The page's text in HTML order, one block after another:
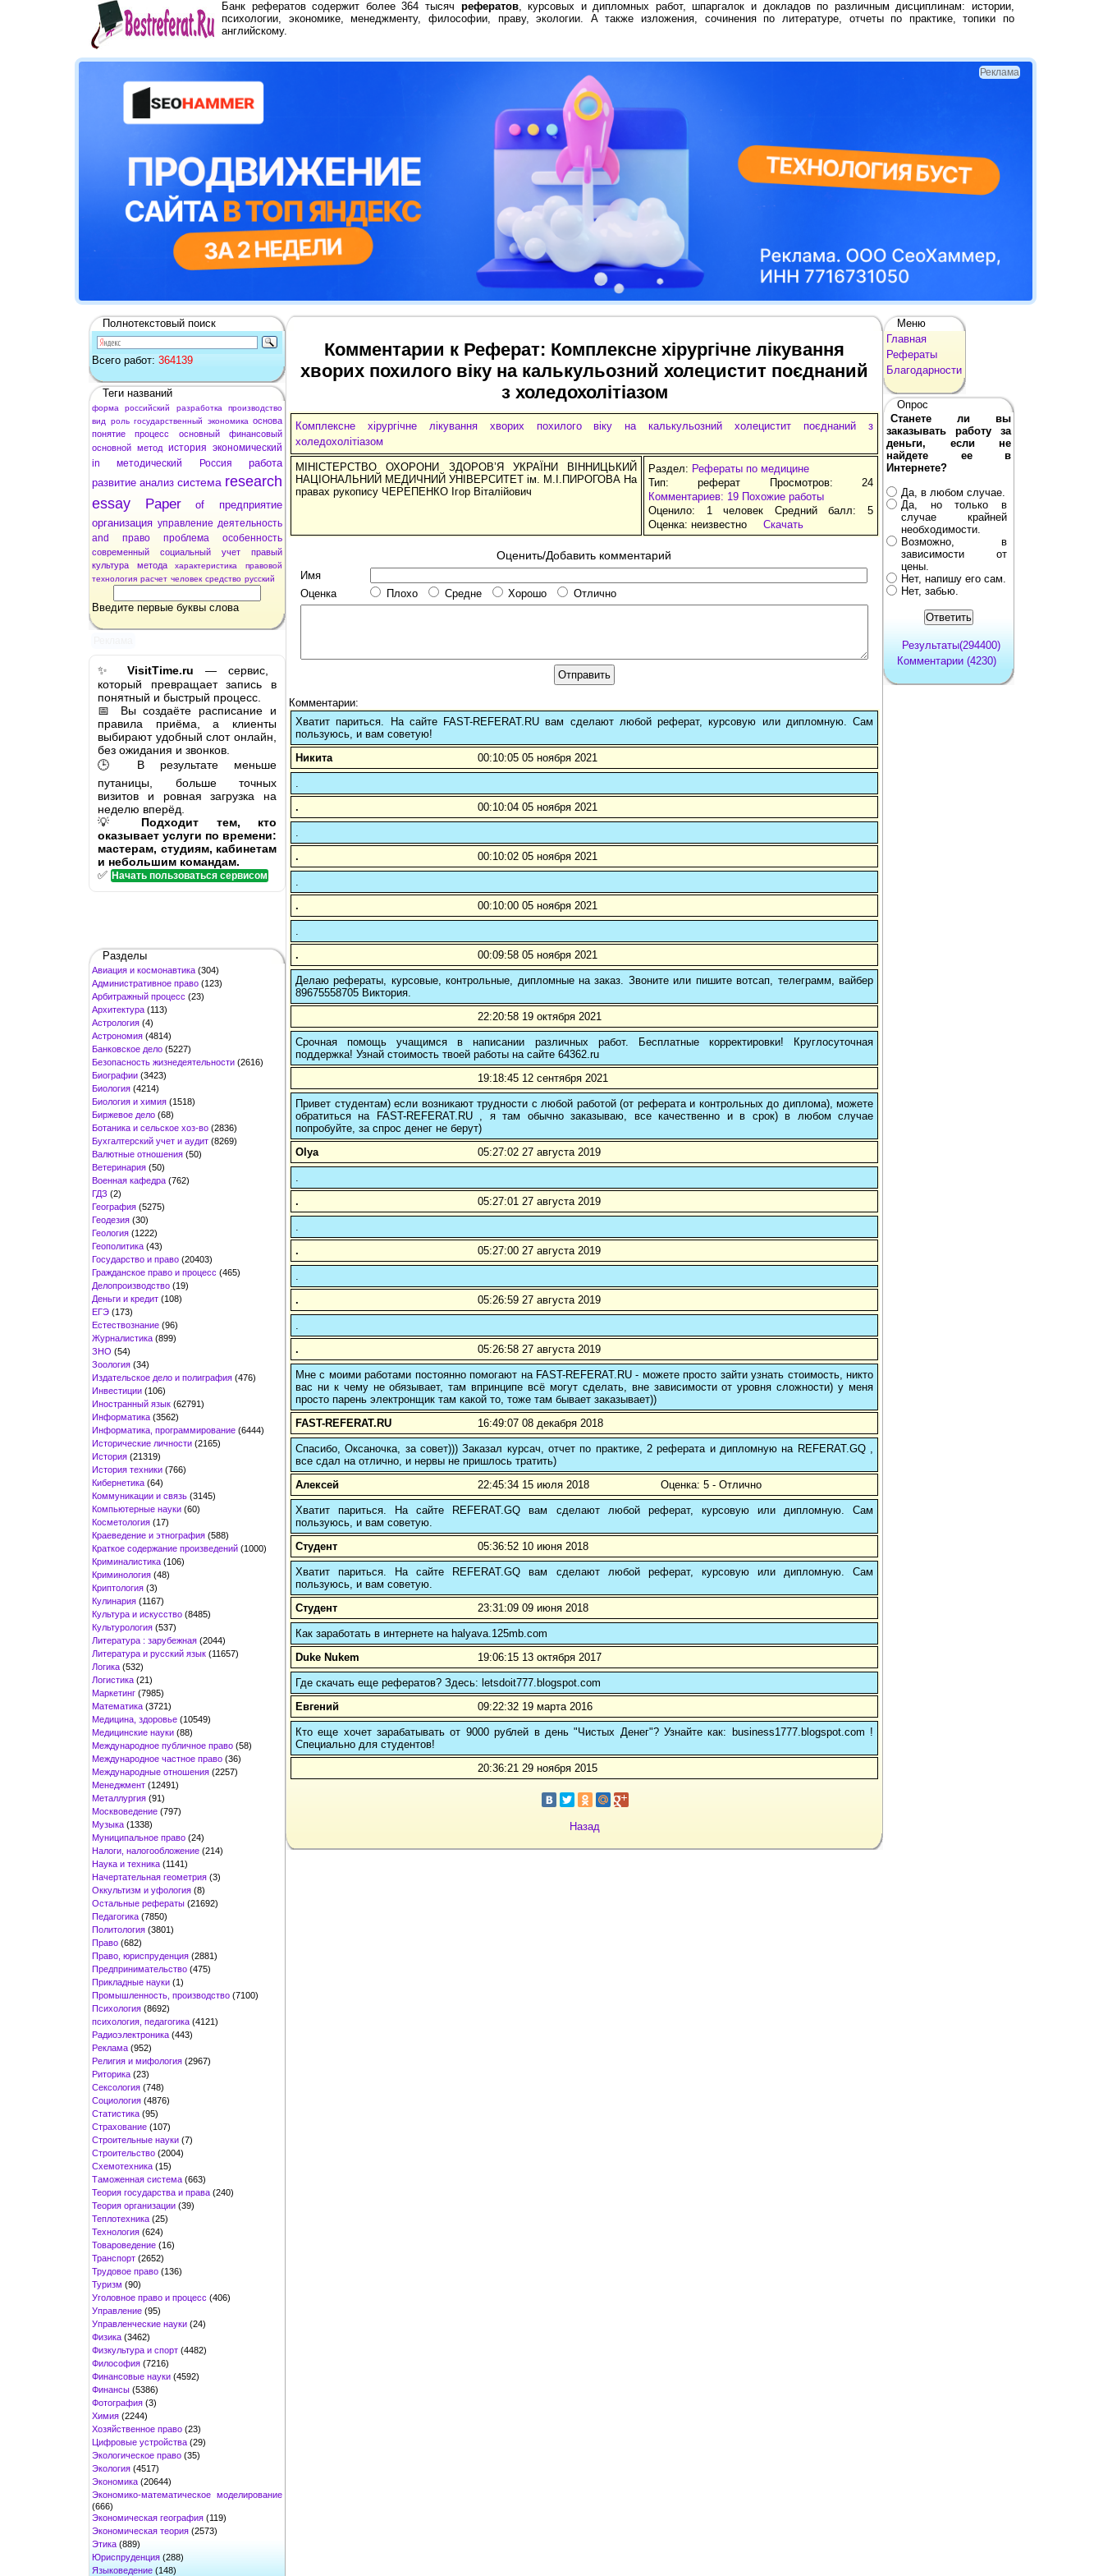
Банк рефератов содержит более 364 тысяч рефератов, курсовых и дипломных работ, шпаргалок и докладов по различным дисциплинам: истории,
психологии, экономике, менеджменту, философии, праву, экологии. А также изложения, сочинения по литературе, отчеты по практике, топики по
английскому.
Реклама
Полнотекстовый поиск
Всего работ: 364139
Теги названий
форма российский разработка
производство
вид
роль государственный экономика основа
понятие
процесс основный
финансовый
основной метод история экономический
in
методический Россия
работа
развитие анализ система research
essay
Paper of
предприятие
организация управление деятельность
and
право проблема особенность
современный социальный учет
правый
культура
метода характеристика
правовой
технология расчет человек средство русский
Введите первые буквы слова
✨ VisitTime.ru — сервис,
который превращает запись в
понятный и быстрый процесс.
📅 Вы создаёте расписание и
правила приёма, а клиенты
выбирают удобный слот онлайн,
без ожидания и звонков.
🕒 В результате меньше
путаницы, больше точных
визитов и ровная загрузка на
неделю вперёд.
💡 Подходит тем, кто
оказывает услуги по времени:
мастерам, студиям, кабинетам
и небольшим командам.
✅ Начать пользоваться сервисом
Разделы
Авиация и космонавтика (304)
Административное право (123)
Арбитражный процесс (23)
Архитектура (113)
Астрология (4)
Астрономия (4814)
Банковское дело (5227)
Безопасность жизнедеятельности (2616)
Биографии (3423)
Биология (4214)
Биология и химия (1518)
Биржевое дело (68)
Ботаника и сельское хоз-во (2836)
Бухгалтерский учет и аудит (8269)
Валютные отношения (50)
Ветеринария (50)
Военная кафедра (762)
ГДЗ (2)
География (5275)
Геодезия (30)
Геология (1222)
Геополитика (43)
Государство и право (20403)
Гражданское право и процесс (465)
Делопроизводство (19)
Деньги и кредит (108)
ЕГЭ (173)
Естествознание (96)
Журналистика (899)
ЗНО (54)
Зоология (34)
Издательское дело и полиграфия (476)
Инвестиции (106)
Иностранный язык (62791)
Информатика (3562)
Информатика, программирование (6444)
Исторические личности (2165)
История (21319)
История техники (766)
Кибернетика (64)
Коммуникации и связь (3145)
Компьютерные науки (60)
Косметология (17)
Краеведение и этнография (588)
Краткое содержание произведений (1000)
Криминалистика (106)
Криминология (48)
Криптология (3)
Кулинария (1167)
Культура и искусство (8485)
Культурология (537)
Литература : зарубежная (2044)
Литература и русский язык (11657)
Логика (532)
Логистика (21)
Маркетинг (7985)
Математика (3721)
Медицина, здоровье (10549)
Медицинские науки (88)
Международное публичное право (58)
Международное частное право (36)
Международные отношения (2257)
Менеджмент (12491)
Металлургия (91)
Москвоведение (797)
Музыка (1338)
Муниципальное право (24)
Налоги, налогообложение (214)
Наука и техника (1141)
Начертательная геометрия (3)
Оккультизм и уфология (8)
Остальные рефераты (21692)
Педагогика (7850)
Политология (3801)
Право (682)
Право, юриспруденция (2881)
Предпринимательство (475)
Прикладные науки (1)
Промышленность, производство (7100)
Психология (8692)
психология, педагогика (4121)
Радиоэлектроника (443)
Реклама (952)
Религия и мифология (2967)
Риторика (23)
Сексология (748)
Социология (4876)
Статистика (95)
Страхование (107)
Строительные науки (7)
Строительство (2004)
Схемотехника (15)
Таможенная система (663)
Теория государства и права (240)
Теория организации (39)
Теплотехника (25)
Технология (624)
Товароведение (16)
Транспорт (2652)
Трудовое право (136)
Туризм (90)
Уголовное право и процесс (406)
Управление (95)
Управленческие науки (24)
Физика (3462)
Физкультура и спорт (4482)
Философия (7216)
Финансовые науки (4592)
Финансы (5386)
Фотография (3)
Химия (2244)
Хозяйственное право (23)
Цифровые устройства (29)
Экологическое право (35)
Экология (4517)
Экономика (20644)
Экономико-математическое моделирование
(666)
Экономическая география (119)
Экономическая теория (2573)
Этика (889)
Юриспруденция (288)
Языковедение (148)
Комментарии к Реферат: Комплексне хірургічне лікування
хворих похилого віку на калькульозний холецистит поєднаний
з холедохолітіазом
Комплексне хірургічне лікування хворих похилого віку на калькульозний холецистит поєднаний з
холедохолітіазом
МІНІСТЕРСТВО ОХОРОНИ ЗДОРОВ’Я УКРАЇНИ ВІННИЦЬКИЙ
НАЦІОНАЛЬНИЙ МЕДИЧНИЙ УНІВЕРСИТЕТ ім. М.І.ПИРОГОВА На
правах рукопису ЧЕРЕПЕНКО Ігор Віталійович
Раздел: Рефераты по медицине
Тип: реферат Просмотров: 24
Комментариев: 19 Похожие работы
Оценило: 1 человек Средний балл: 5
Оценка: неизвестно Скачать
Оценить/Добавить комментарий
Имя
Оценка
Плохо Средне Хорошо Отлично
Комментарии:
Хватит париться. На сайте FAST-REFERAT.RU вам сделают любой реферат, курсовую или дипломную. Сам
пользуюсь, и вам советую!
Никита
00:10:05 05 ноября 2021
.
.
00:10:04 05 ноября 2021
.
.
00:10:02 05 ноября 2021
.
.
00:10:00 05 ноября 2021
.
.
00:09:58 05 ноября 2021
Делаю рефераты, курсовые, контрольные, дипломные на заказ. Звоните или пишите вотсап, телеграмм, вайбер
89675558705 Виктория.
22:20:58 19 октября 2021
Срочная помощь учащимся в написании различных работ. Бесплатные корректировки! Круглосуточная
поддержка! Узнай стоимость твоей работы на сайте 64362.ru
19:18:45 12 сентября 2021
Привет студентам) если возникают трудности с любой работой (от реферата и контрольных до диплома), можете
обратиться на FAST-REFERAT.RU , я там обычно заказываю, все качественно и в срок) в любом случае
попробуйте, за спрос денег не берут)
Olya
05:27:02 27 августа 2019
.
.
05:27:01 27 августа 2019
.
.
05:27:00 27 августа 2019
.
.
05:26:59 27 августа 2019
.
.
05:26:58 27 августа 2019
Мне с моими работами постоянно помогают на FAST-REFERAT.RU - можете просто зайти узнать стоимость, никто
вас ни к чему не обязывает, там впринципе всё могут сделать, вне зависимости от уровня сложности) у меня
просто парень электронщик там какой то, тоже там бывает заказывает))
FAST-REFERAT.RU
16:49:07 08 декабря 2018
Спасибо, Оксаночка, за совет))) Заказал курсач, отчет по практике, 2 реферата и дипломную на REFERAT.GQ ,
все сдал на отлично, и нервы не пришлось тратить)
Алексей
22:45:34 15 июля 2018 Оценка: 5 - Отлично
Хватит париться. На сайте REFERAT.GQ вам сделают любой реферат, курсовую или дипломную. Сам
пользуюсь, и вам советую.
Студент
05:36:52 10 июня 2018
Хватит париться. На сайте REFERAT.GQ вам сделают любой реферат, курсовую или дипломную. Сам
пользуюсь, и вам советую.
Студент
23:31:09 09 июня 2018
Как заработать в интернете на halyava.125mb.com
Duke Nukem
19:06:15 13 октября 2017
Где скачать еще рефератов? Здесь: letsdoit777.blogspot.com
Евгений
09:22:32 19 марта 2016
Кто еще хочет зарабатывать от 9000 рублей в день "Чистых Денег"? Узнайте как: business1777.blogspot.com !
Cпециально для студентов!
20:36:21 29 ноября 2015
Назад
Меню
Главная
Рефераты
Благодарности
Опрос
Станете ли вы
заказывать работу за
деньги, если не
найдете ее в
Интернете?
Да, в любом случае.
Да, но только в
случае крайней
необходимости.
Возможно, в
зависимости от
цены.
Нет, напишу его сам.
Нет, забью.
Результаты(294400)
Комментарии (4230)